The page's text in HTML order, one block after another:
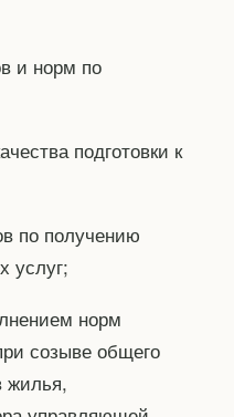
и норм по
подготовки к
по получению
услуг;
норм
созыве общего
жилья,